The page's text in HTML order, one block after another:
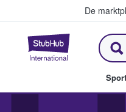
De
Sport